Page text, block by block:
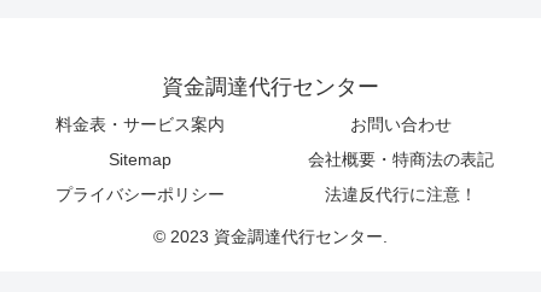
資金調達代行センター
料金表・サービス案内
お問い合わせ
Sitemap
会社概要・特商法の表記
プライバシーポリシー
法違反代行に注意！
© 2023 資金調達代行センター.